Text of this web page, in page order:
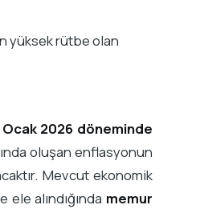
yüksek rütbe olan
Ocak 2026 döneminde
oluşan enflasyonun
Mevcut ekonomik
alındığında memur